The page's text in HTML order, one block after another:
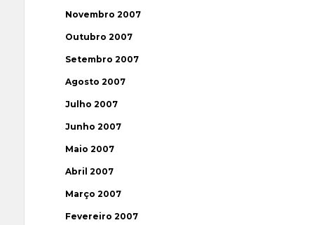
Novembro 2007
Outubro 2007
Setembro 2007
Agosto 2007
Julho 2007
Junho 2007
Maio 2007
Abril 2007
Março 2007
Fevereiro 2007